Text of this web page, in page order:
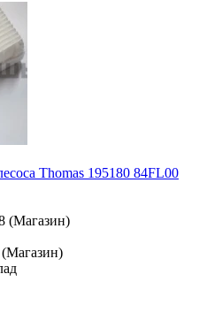
Thomas 195180 84FL00
(Магазин)
(Магазин)